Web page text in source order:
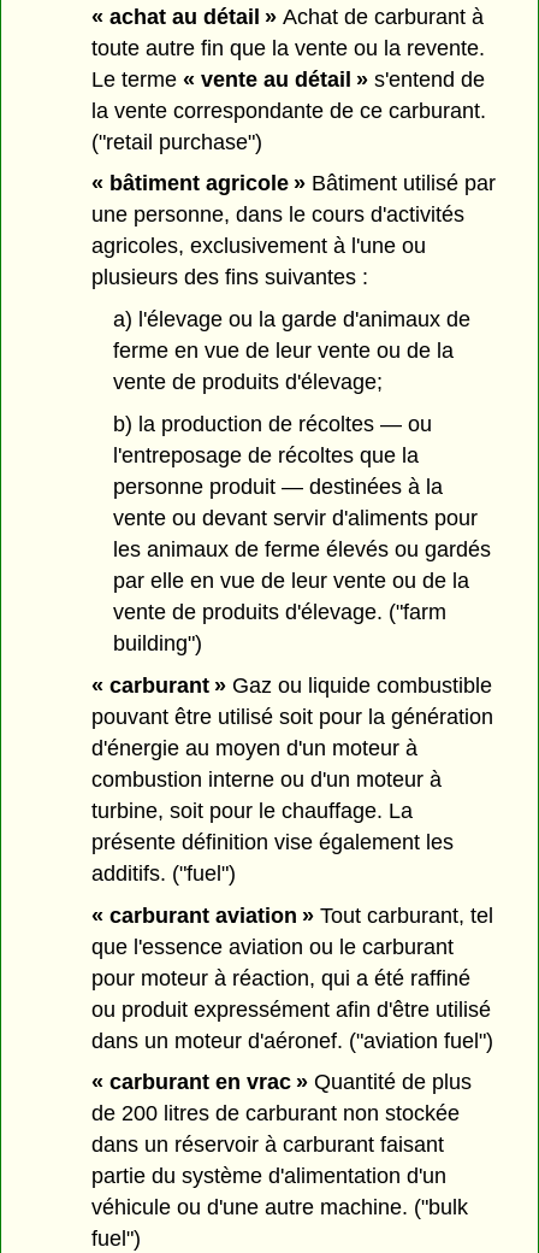
« achat au détail » Achat de carburant à
toute autre fin que la vente ou la revente.
Le terme« vente au détail » s'entend de
la vente correspondante de ce carburant.
("retail purchase")
« bâtiment agricole » Bâtiment utilisé par
une personne, dans le cours d'activités
agricoles, exclusivement à l'une ou
plusieurs des fins suivantes :
a) l'élevage ou la garde d'animaux de
ferme en vue de leur vente ou de la
vente de produits d'élevage;
b) la production de récoltes — ou
l'entreposage de récoltes que la
personne produit — destinées à la
vente ou devant servir d'aliments pour
les animaux de ferme élevés ou gardés
par elle en vue de leur vente ou de la
vente de produits d'élevage. ("farm
building")
« carburant » Gaz ou liquide combustible
pouvant être utilisé soit pour la génération
d'énergie au moyen d'un moteur à
combustion interne ou d'un moteur à
turbine, soit pour le chauffage. La
présente définition vise également les
additifs. ("fuel")
« carburant aviation » Tout carburant, tel
que l'essence aviation ou le carburant
pour moteur à réaction, qui a été raffiné
ou produit expressément afin d'être utilisé
dans un moteur d'aéronef. ("aviation fuel")
« carburant en vrac » Quantité de plus
de 200 litres de carburant non stockée
dans un réservoir à carburant faisant
partie du système d'alimentation d'un
véhicule ou d'une autre machine. ("bulk
fuel")